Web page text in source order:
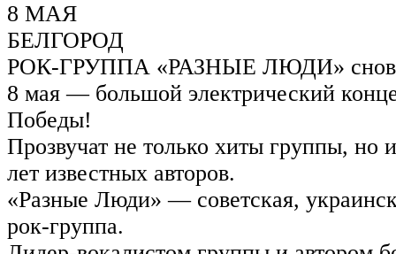
8 МАЯ
БЕЛГОРОД
РОК-ГРУППА «РАЗНЫЕ ЛЮДИ» снова
8 мая — большой электрический
Победы!
Прозвучат не только хиты группы, но
лет известных авторов.
«Разные Люди» — советская,
рок-группа.